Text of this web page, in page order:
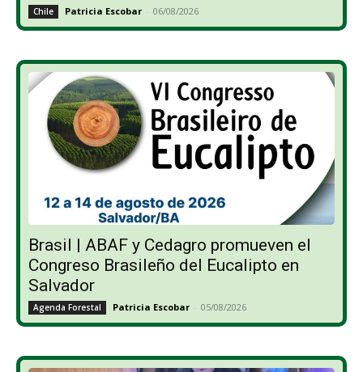
Chile Patricia Escobar - 06/08/2026
Brasil | ABAF y Cedagro promueven el
Congreso Brasileño del Eucalipto en
Salvador
Agenda Forestal Patricia Escobar - 05/08/2026